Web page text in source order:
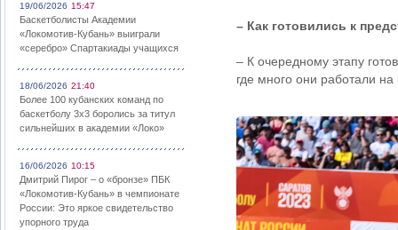
19/06/2026 15:47
Баскетболисты Академии
«Локомотив-Кубань» выиграли
«серебро» Спартакиады учащихся
18/06/2026 21:40
Более 100 кубанских команд по
баскетболу 3х3 боролись за титул
сильнейших в академии «Локо»
16/06/2026 10:15
Дмитрий Пирог – о «бронзе» ПБК
«Локомотив-Кубань» в чемпионате
России: Это яркое свидетельство
упорного труда
– Как готовились к
– К очередному этапу
где много они работали